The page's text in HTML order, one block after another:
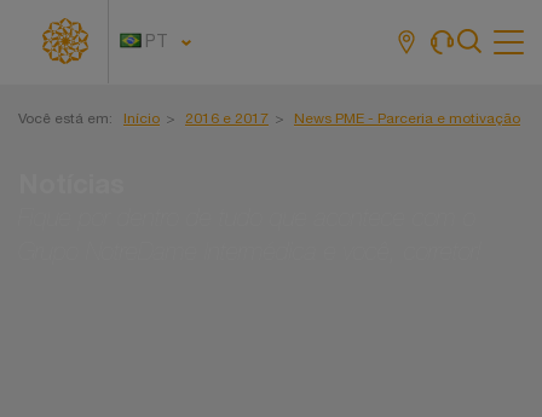
PT
Você está em: Início 2016 e 2017 News PME - Parceria e motivação